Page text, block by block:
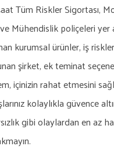
Tüm Riskler Sigortası,
Mühendislik poliçeleri yer
kurumsal ürünler, iş
şirket, ek teminat
içinizin rahat etmesini
kolaylıkla güvence
gibi olaylardan en az